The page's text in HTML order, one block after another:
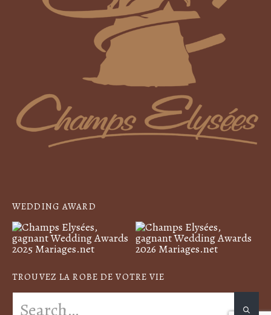
WEDDING AWARD
TROUVEZ LA ROBE DE VOTRE VIE